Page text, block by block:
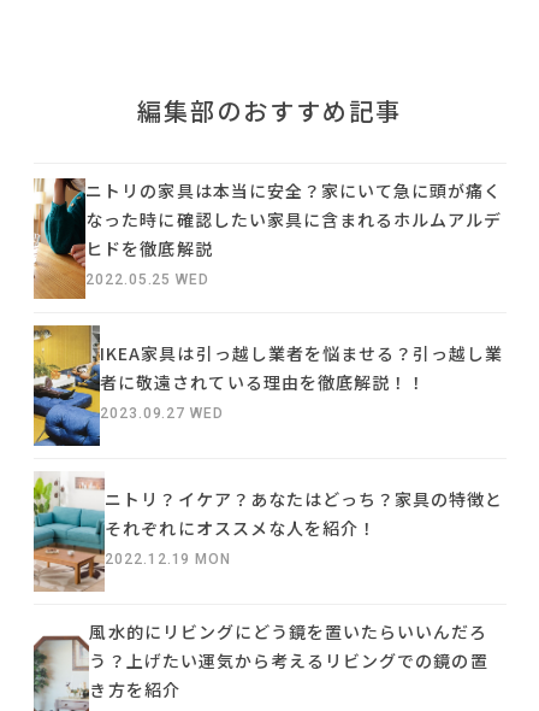
編集部のおすすめ記事
ニトリの家具は本当に安全？家にいて急に頭が痛く
なった時に確認したい家具に含まれるホルムアルデ
ヒドを徹底解説
2022.05.25 WED
IKEA家具は引っ越し業者を悩ませる？引っ越し業
者に敬遠されている理由を徹底解説！！
2023.09.27 WED
ニトリ？イケア？あなたはどっち？家具の特徴と
それぞれにオススメな人を紹介！
2022.12.19 MON
風水的にリビングにどう鏡を置いたらいいんだろ
う？上げたい運気から考えるリビングでの鏡の置
き方を紹介